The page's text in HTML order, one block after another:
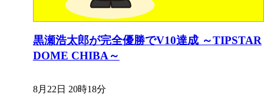
黒瀬浩太郎が完全優勝でV10達成 ～TIPSTAR
DOME CHIBA～
8月22日 20時18分